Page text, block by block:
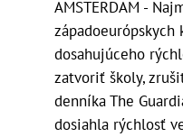
AMSTERDAM -
západoeurópskych
dosahujúceho
zatvoriť školy,
denníka The
dosiahla rýchlosť